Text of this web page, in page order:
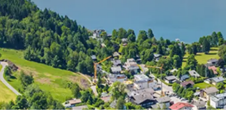
ÜBER
UNS
Unternehmen
Team
Karriere
Kontakt